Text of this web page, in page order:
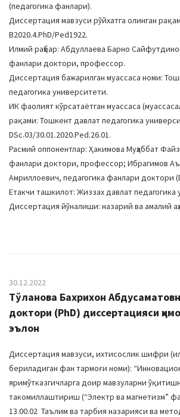
(педагогика фанлари).
Диссертация мавзуси рўйхатга олинган
В2020.4.PhD/Ped1922.
Илмий раҳбар: Абдуллаева Барно
фанлари доктори, профессор.
Диссертация бажарилган муассаса номи:
педагогика университети.
ИК фаолият кўрсатаётган муассаса
рақами: Тошкент давлат педагогика
DSс.03/30.01.2020.Ped.26.01.
Расмий оппонентлар: Ҳакимова Муҳаббат
фанлари доктори, профессор; Ибрагимов
Амриллоевич, педагогика фанлари доктори
Етакчи ташкилот: Жиззах давлат педагогика
Диссертация йўналиши: назарий ва амалий
30.12.2022
Тўланова Бахрихон
доктори (PhD) диссертацияси
эълон
Диссертация мавзуси, ихтисослик шифри
бериладиган фан тармоғи номи):
яримўтказгичларга доир мавзуларни
такомиллаштириш (“Электр ва магнетизм”
13.00.02 Таълим ва тарбия назарияси ва